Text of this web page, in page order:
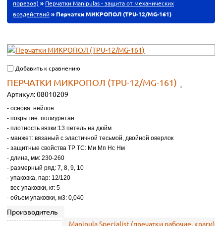
порезов) » Перчатки Manipulas - защита от механических
воздействий» Перчатки МИКРОПОЛ (ТРU-12/MG-161)
Добавить к сравнению
ПЕРЧАТКИ МИКРОПОЛ (ТРU-12/MG-161)
Артикул:08010209
- основа: нейлон
- покрытие: полиуретан
- плотность вязки:13 петель на дюйм
- манжет: вязаный с эластичной тесьмой, двойной оверлок
- защитные свойства ТР ТС: Ми Мп Нс Нм
- длина, мм: 230-260
- размерный ряд: 7, 8, 9, 10
- упаковка, пар: 12/120
- вес упаковки, кг: 5
- объем упаковки, м3: 0,040
Производитель
Manipula Specialist (пречатки рабочие, краги)